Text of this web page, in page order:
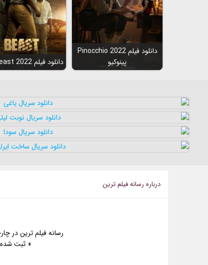
دانلود فیلم Pinocchio 2022
پینوکیو
دانلود فیلم Beast 2022 هیولا
درباره رسانه فيلم ترين
رسانه فیلم ترین در
« ثبت شده